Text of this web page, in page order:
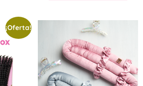
¡Oferta!